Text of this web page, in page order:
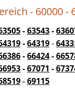
- 60000 -
-63543-
-64319-
-66424-
-67071 -
-69115